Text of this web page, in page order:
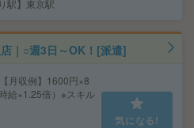
駅】東京駅
｜○週3日～OK！[派遣]
月収例】1600円×8
給×1.25倍）※スキル
気になる!